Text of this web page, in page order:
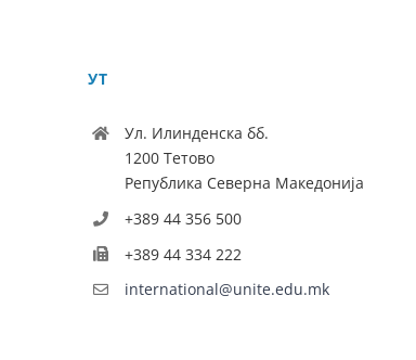
УТ
Ул. Илинденска бб.
1200 Тетово
Република Северна Македонија
+389 44 356 500
+389 44 334 222
international@unite.edu.mk